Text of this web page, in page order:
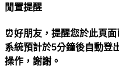
閒置提醒
⏰好朋友，提醒您於此頁
系統預計於5分鐘後自動登
操作，謝謝。